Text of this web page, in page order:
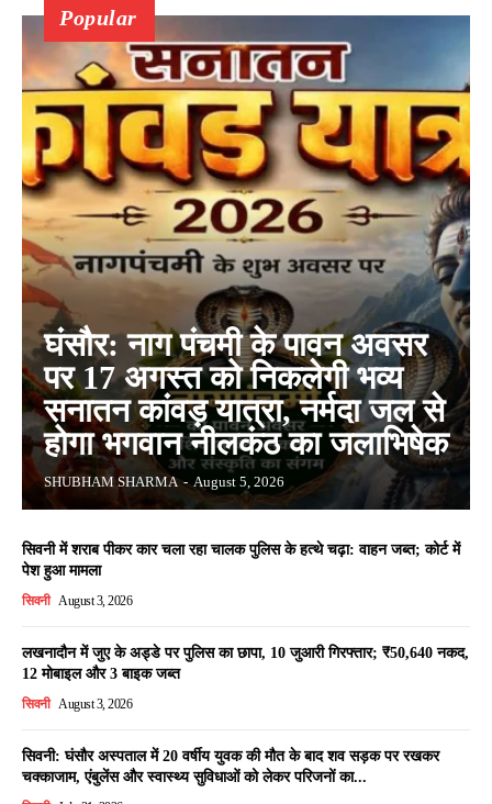
Popular
घंसौर: नाग पंचमी के पावन अवसर
पर 17 अगस्त को निकलेगी भव्य
सनातन कांवड़ यात्रा, नर्मदा जल से
होगा भगवान नीलकंठ का जलाभिषेक
SHUBHAM SHARMA - August 5, 2026
सिवनी में शराब पीकर कार चला रहा चालक पुलिस के हत्थे चढ़ा: वाहन जब्त; कोर्ट में
पेश हुआ मामला
सिवनी August 3, 2026
लखनादौन में जुए के अड्डे पर पुलिस का छापा, 10 जुआरी गिरफ्तार; ₹50,640 नकद,
12 मोबाइल और 3 बाइक जब्त
सिवनी August 3, 2026
सिवनी: घंसौर अस्पताल में 20 वर्षीय युवक की मौत के बाद शव सड़क पर रखकर
चक्काजाम, एंबुलेंस और स्वास्थ्य सुविधाओं को लेकर परिजनों का...